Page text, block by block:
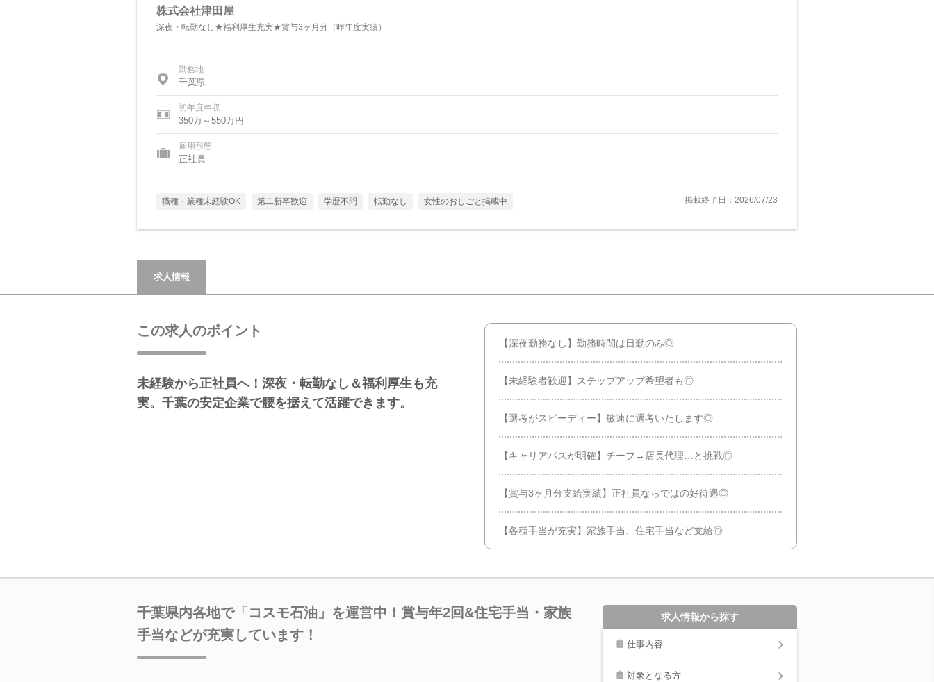
株式会社津田屋
深夜・転勤なし★福利厚生充実★賞与3ヶ月分（昨年度実績）
勤務地
千葉県
初年度年収
350万～550万円
雇用形態
正社員
職種・業種未経験OK 第二新卒歓迎 学歴不問 転勤なし 女性のおしごと掲載中 掲載終了日：2026/07/23
求人情報
この求人のポイント
未経験から正社員へ！深夜・転勤なし＆福利厚生も充
実。千葉の安定企業で腰を据えて活躍できます。
【深夜勤務なし】勤務時間は日勤のみ◎
【未経験者歓迎】ステップアップ希望者も◎
【選考がスピーディー】敏速に選考いたします◎
【キャリアパスが明確】チーフ→店長代理…と挑戦◎
【賞与3ヶ月分支給実績】正社員ならではの好待遇◎
【各種手当が充実】家族手当、住宅手当など支給◎
千葉県内各地で「コスモ石油」を運営中！賞与年2回&住宅手当・家族
手当などが充実しています！
求人情報から探す
仕事内容
対象となる方